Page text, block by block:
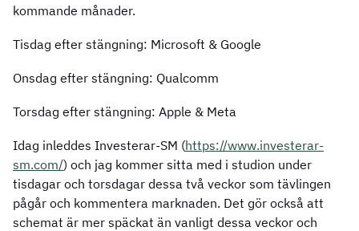
kommande månader.
Tisdag efter stängning: Microsoft & Google
Onsdag efter stängning: Qualcomm
Torsdag efter stängning: Apple & Meta
Idag inleddes Investerar-SM (https://www.investerar-
sm.com/) och jag kommer sitta med i studion under
tisdagar och torsdagar dessa två veckor som tävlingen
pågår och kommentera marknaden. Det gör också att
schemat är mer späckat än vanligt dessa veckor och